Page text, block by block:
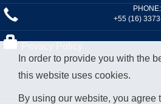
PHONE:
+55 (16)
In order to provide you with the
this website uses cookies.
By using our website, you agree